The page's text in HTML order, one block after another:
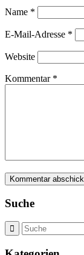
Name *
E-Mail-Adresse *
Website
Kommentar *
Suche